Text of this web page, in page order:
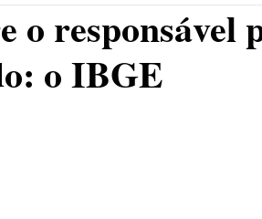
o responsável
o IBGE